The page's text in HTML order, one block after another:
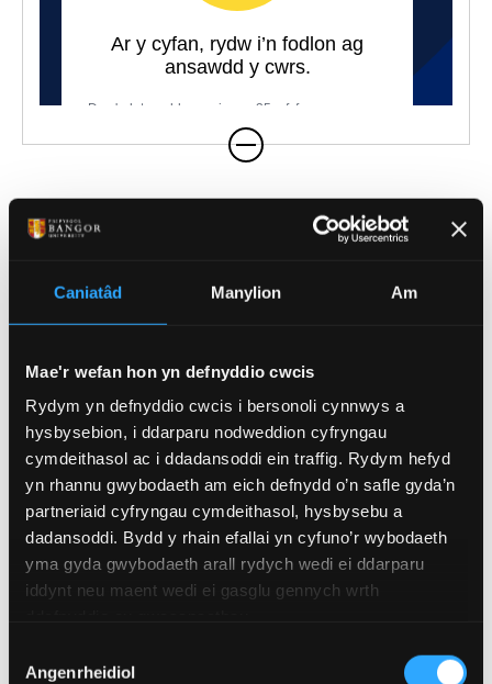
Caniatâd Manylion Am
Mae'r wefan hon yn defnyddio cwcis
Rydym yn defnyddio cwcis i bersonoli cynnwys a
hysbysebion, i ddarparu nodweddion cyfryngau
cymdeithasol ac i ddadansoddi ein traffig. Rydym hefyd
yn rhannu gwybodaeth am eich defnydd o’n safle gyda’n
partneriaid cyfryngau cymdeithasol, hysbysebu a
dadansoddi. Bydd y rhain efallai yn cyfuno’r wybodaeth
yma gyda gwybodaeth arall rydych wedi ei ddarparu
iddynt neu maent wedi ei gasglu gennych wrth
Caniatâd
Angenrheidiol
CYMHARU CYRSIAU
Cwrs israddedig estynedig yw’r radd
Meistr 4 blynedd hon a fydd yn
cynyddu eich gwybodaeth am
gyfrifiadureg.